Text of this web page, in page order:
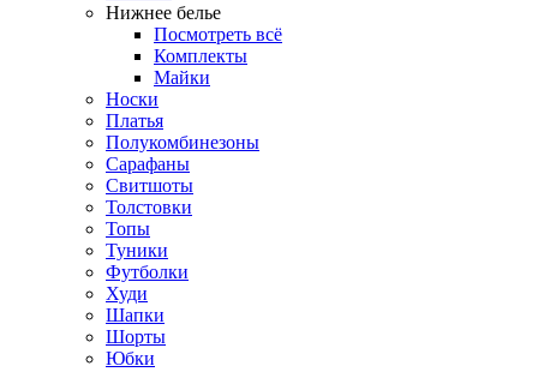
Нижнее белье
Посмотреть всё
Комплекты
Майки
Носки
Платья
Полукомбинезоны
Сарафаны
Свитшоты
Толстовки
Топы
Туники
Футболки
Худи
Шапки
Шорты
Юбки